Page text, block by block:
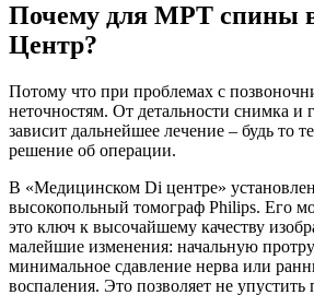
Почему для МРТ спины
Центр?
Потому что при проблемах с
неточностям. От детальности снимка и
зависит дальнейшее лечение – будь то
решение об операции.
В «Медицинском Di центре»
высокопольный томограф Philips. Его
это ключ к высочайшему качеству
малейшие изменения: начальную
минимальное сдавление нерва или
воспаления. Это позволяет не